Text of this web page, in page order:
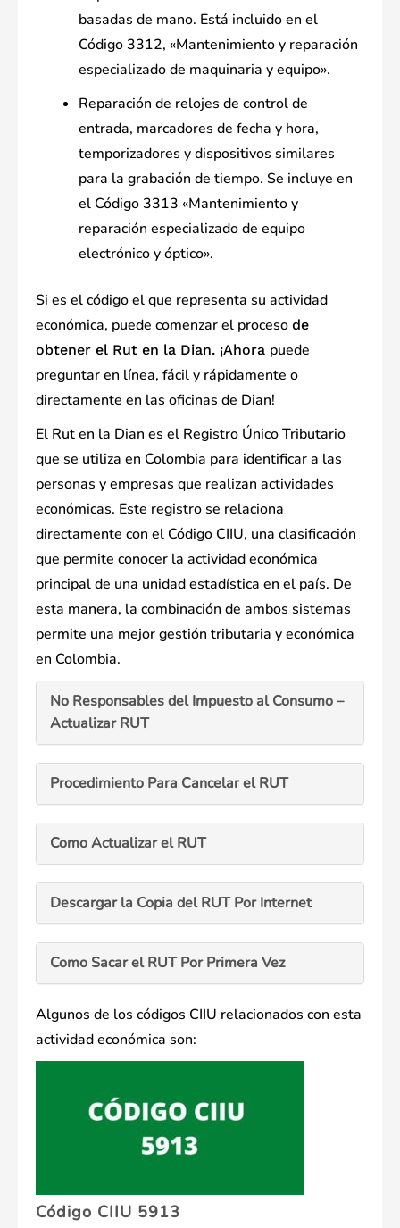
basadas de mano. Está incluido en el
Código 3312, «Mantenimiento y reparación
especializado de maquinaria y equipo».
Reparación de relojes de control de
entrada, marcadores de fecha y hora,
temporizadores y dispositivos similares
para la grabación de tiempo. Se incluye en
el Código 3313 «Mantenimiento y
reparación especializado de equipo
electrónico y óptico».
Si es el código el que representa su actividad
económica, puede comenzar el proceso de
obtener el Rut en la Dian. ¡Ahora puede
preguntar en línea, fácil y rápidamente o
directamente en las oficinas de Dian!
El Rut en la Dian es el Registro Único Tributario
que se utiliza en Colombia para identificar a las
personas y empresas que realizan actividades
económicas. Este registro se relaciona
directamente con el Código CIIU, una clasificación
que permite conocer la actividad económica
principal de una unidad estadística en el país. De
esta manera, la combinación de ambos sistemas
permite una mejor gestión tributaria y económica
en Colombia.
No Responsables del Impuesto al Consumo –
Actualizar RUT
Procedimiento Para Cancelar el RUT
Como Actualizar el RUT
Descargar la Copia del RUT Por Internet
Como Sacar el RUT Por Primera Vez
Algunos de los códigos CIIU relacionados con esta
actividad económica son:
Código CIIU 5913